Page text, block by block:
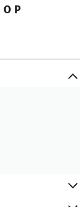
O P